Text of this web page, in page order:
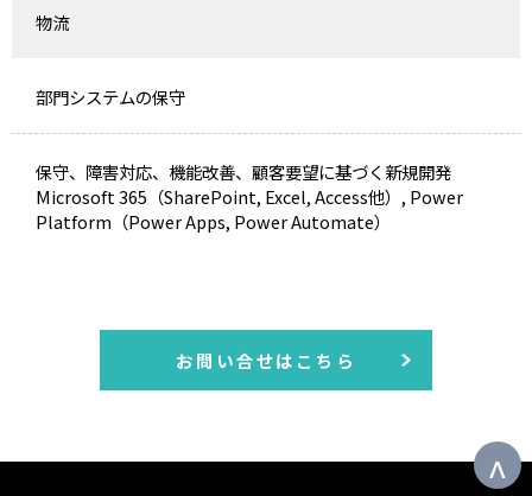
物流
部門システムの保守
保守、障害対応、機能改善、顧客要望に基づく新規開発
Microsoft 365（SharePoint, Excel, Access他）, Power
Platform（Power Apps, Power Automate）
お問い合せはこちら
^